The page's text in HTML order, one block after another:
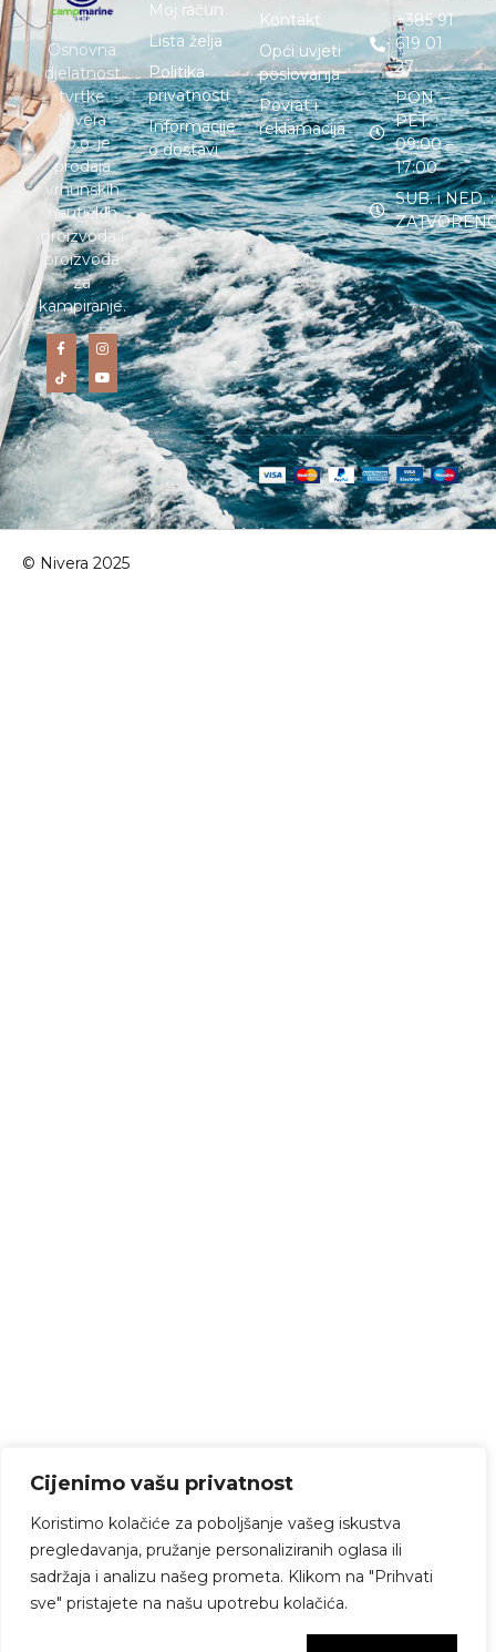
Cijenimo vašu privatnost
Koristimo kolačiće za poboljšanje vašeg iskustva
pregledavanja, pružanje personaliziranih oglasa ili
sadržaja i analizu našeg prometa. Klikom na "Prihvati
sve" pristajete na našu upotrebu kolačića.
Osnovna
djelatnost
tvrtke
Nivera
d.o.o. je
prodaja
vrhunskih
nautičkih
proizvoda i
proizvoda
za
kampiranje.
Moj račun
Lista želja
Politika
privatnosti
Informacije
o dostavi
Kontakt
Opći uvjeti
poslovanja
Povrat i
reklamacija
+385 91
619 01
27
PON. –
PET. :
09:00 –
17:00
SUB. i NED. :
© Nivera 2025